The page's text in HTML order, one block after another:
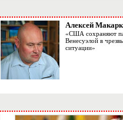
Алексей
«США сохраняют
Венесуэлой в
ситуации»